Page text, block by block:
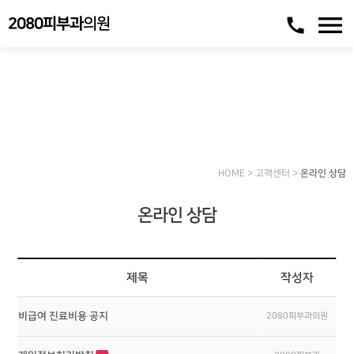
2080피부과의원 call menu
HOME > 고객센터 >온라인 상담
온라인 상담
제목 작성자
비급여 진료비용 공지 2080피부과의원